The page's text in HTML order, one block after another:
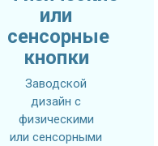
или
сенсорные
кнопки
Заводской
дизайн с
физическими
или сенсорными